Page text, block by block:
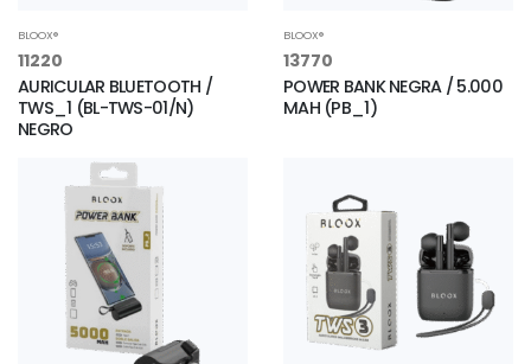
BLOOX®
11220
AURICULAR BLUETOOTH /
TWS_1 (BL-TWS-01/N)
NEGRO
BLOOX®
13770
POWER BANK NEGRA / 5.000
MAH (PB_1)